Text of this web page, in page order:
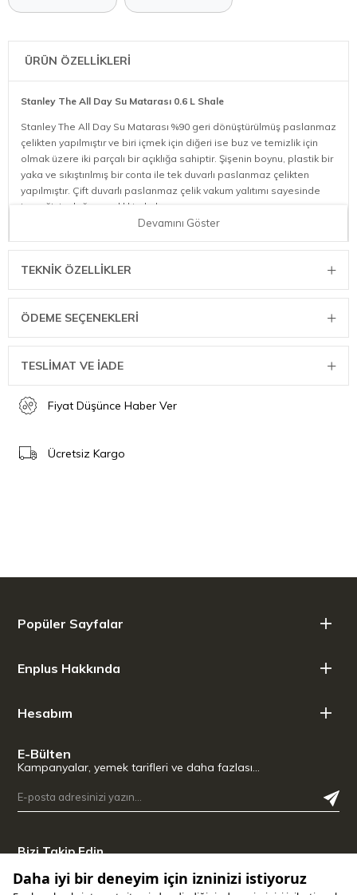
ÜRÜN ÖZELLİKLERİ
Stanley The All Day Su Matarası 0.6 L Shale
Stanley The All Day Su Matarası %90 geri dönüştürülmüş paslanmaz
çelikten yapılmıştır ve biri içmek için diğeri ise buz ve temizlik için
olmak üzere iki parçalı bir açıklığa sahiptir. Şişenin boynu, plastik bir
yaka ve sıkıştırılmış bir conta ile tek duvarlı paslanmaz çelikten
yapılmıştır. Çift duvarlı paslanmaz çelik vakum yalıtımı sayesinde
içeceğiniz doğru sıcaklıkta kalır.
Geri dönüştürülmüş paslanmaz çelik
Çift cidarlı, vakum yalıtımlı, sızdırmaz şişe
Buz küpleriyle 11 saat soğuk
Yanınızda taşıması kolay
Devamını Göster
TEKNIK ÖZELLIKLER
ÖDEME SEÇENEKLERI
TESLİMAT VE İADE
Fiyat Düşünce Haber Ver
Ücretsiz Kargo
Popüler Sayfalar
Enplus Hakkında
Hesabım
E-Bülten
Kampanyalar, yemek tarifleri ve daha fazlası…
Bizi Takip Edin